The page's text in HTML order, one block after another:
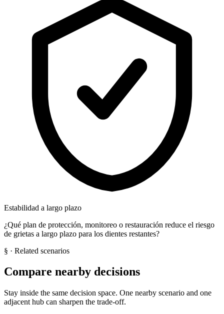
Estabilidad a largo plazo
¿Qué plan de protección, monitoreo o restauración reduce el riesgo
de grietas a largo plazo para los dientes restantes?
§ · Related scenarios
Compare nearby decisions
Stay inside the same decision space. One nearby scenario and one
adjacent hub can sharpen the trade-off.